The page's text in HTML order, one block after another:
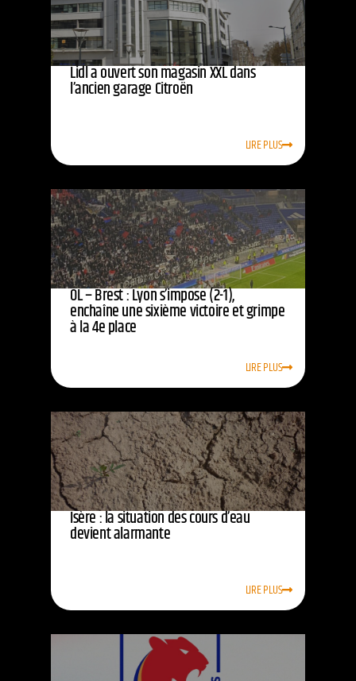
Lidl a ouvert son magasin XXL dans
l’ancien garage Citroën
LIRE PLUS
OL – Brest : Lyon s’impose (2-1),
enchaîne une sixième victoire et grimpe
à la 4e place
LIRE PLUS
Isère : la situation des cours d’eau
devient alarmante
LIRE PLUS